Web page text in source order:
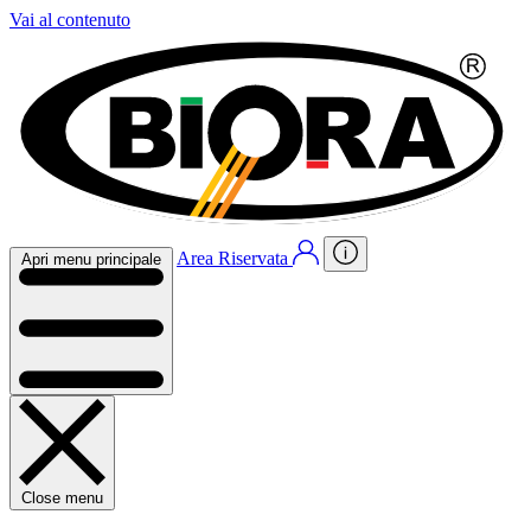
Vai al contenuto
Apri menu principale Area Riservata
Close menu